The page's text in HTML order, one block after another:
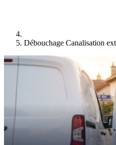
Débouchage Canalisation